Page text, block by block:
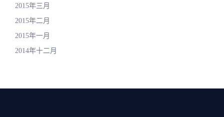
2015年三月
2015年二月
2015年一月
2014年十二月